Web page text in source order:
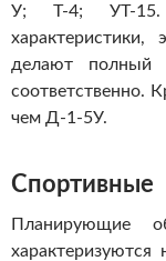
У; Т-4; УТ-
делают
соответственно.
чем Д-1-5У.
Спортивные
Планирующие